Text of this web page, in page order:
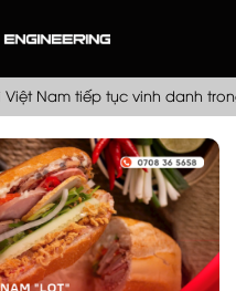
Việt Nam tiếp tục vinh danh